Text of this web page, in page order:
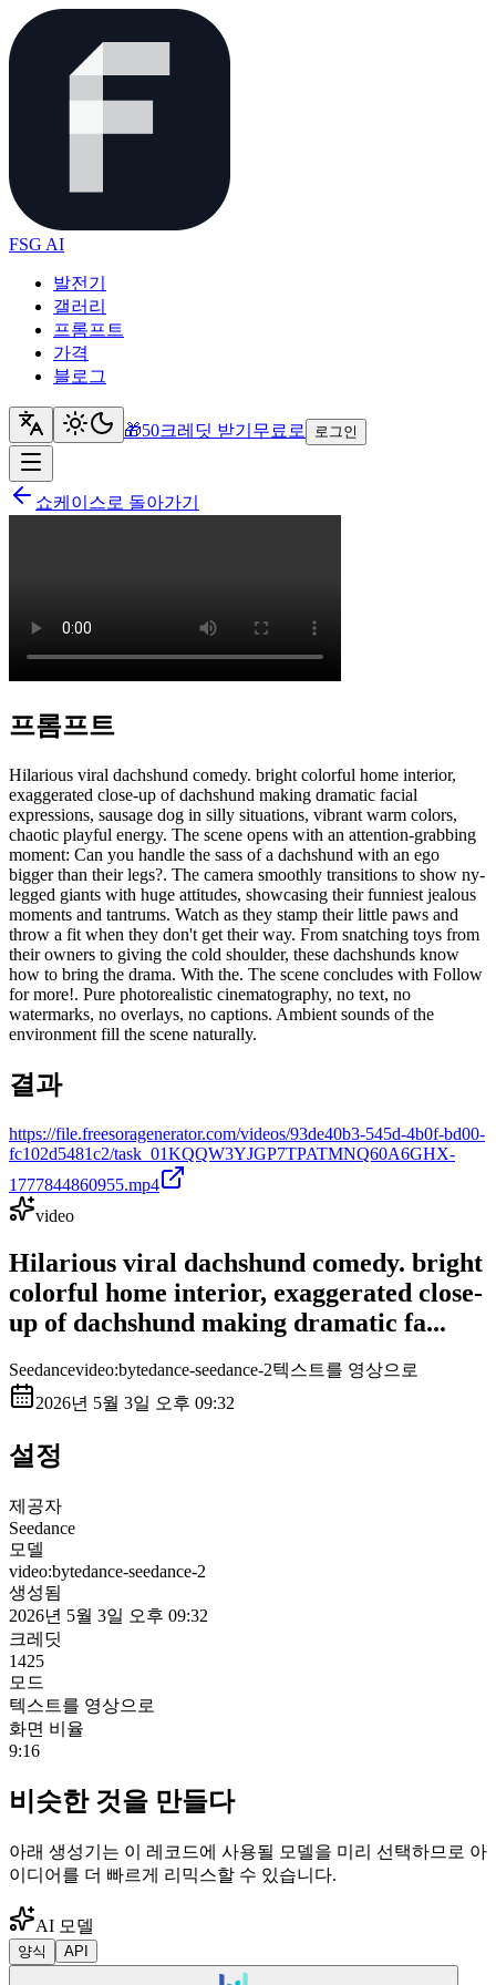
FSG AI
발전기
갤러리
프롬프트
가격
블로그
🎁50크레딧 받기 무료로 로그인
쇼케이스로 돌아가기
프롬프트
Hilarious viral dachshund comedy. bright colorful home interior,
exaggerated close-up of dachshund making dramatic facial
expressions, sausage dog in silly situations, vibrant warm colors,
chaotic playful energy. The scene opens with an attention-grabbing
moment: Can you handle the sass of a dachshund with an ego
bigger than their legs?. The camera smoothly transitions to show ny-
legged giants with huge attitudes, showcasing their funniest jealous
moments and tantrums. Watch as they stamp their little paws and
throw a fit when they don't get their way. From snatching toys from
their owners to giving the cold shoulder, these dachshunds know
how to bring the drama. With the. The scene concludes with Follow
for more!. Pure photorealistic cinematography, no text, no
watermarks, no overlays, no captions. Ambient sounds of the
environment fill the scene naturally.
결과
https://file.freesoragenerator.com/videos/93de40b3-545d-4b0f-bd00-
fc102d5481c2/task_01KQQW3YJGP7TPATMNQ60A6GHX-
1777844860955.mp4
video
Hilarious viral dachshund comedy. bright
colorful home interior, exaggerated close-
up of dachshund making dramatic fa...
Seedancevideo:bytedance-seedance-2텍스트를 영상으로
2026년 5월 3일 오후 09:32
설정
제공자
Seedance
모델
video:bytedance-seedance-2
생성됨
2026년 5월 3일 오후 09:32
크레딧
1425
모드
텍스트를 영상으로
화면 비율
9:16
비슷한 것을 만들다
아래 생성기는 이 레코드에 사용될 모델을 미리 선택하므로 아
이디어를 더 빠르게 리믹스할 수 있습니다.
AI 모델
양식 API